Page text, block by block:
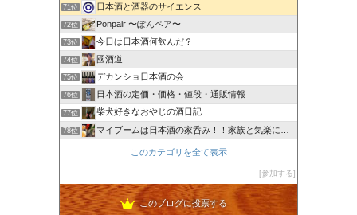
71位 日本酒と酒器のサイエンス
72位 Ponpair 〜ぽんペア〜
73位 今日は日本酒何飲んだ？
74位 國酒道
75位 デカンショ日本酒の会
76位 日本酒の定価・価格・値段・通販情報
77位 柴犬好きなおやじの酒日記
78位 マイブームは日本酒の家呑み！！家族と気楽にいこう！！
このカテゴリを全て表示
参加する
このブログに投票する